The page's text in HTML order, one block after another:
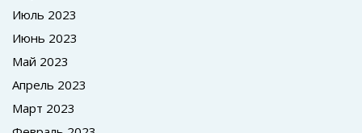
Июль 2023
Июнь 2023
Май 2023
Апрель 2023
Март 2023